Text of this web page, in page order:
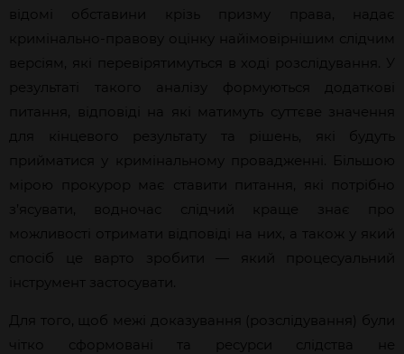
відомі обставини крізь призму права, надає
кримінально-правову оцінку найімовірнішим слідчим
версіям, які перевірятимуться в ході розслідування. У
результаті такого аналізу формуються додаткові
питання, відповіді на які матимуть суттєве значення
для кінцевого результату та рішень, які будуть
прийматися у кримінальному провадженні. Більшою
мірою прокурор має ставити питання, які потрібно
з’ясувати, водночас слідчий краще знає про
можливості отримати відповіді на них, а також у який
спосіб це варто зробити — який процесуальний
інструмент застосувати.
Для того, щоб межі доказування (розслідування) були
чітко сформовані та ресурси слідства не